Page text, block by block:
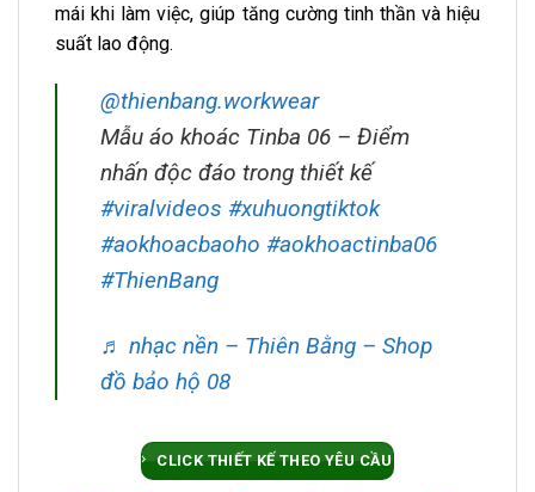
mái khi làm việc, giúp tăng cường tinh thần và hiệu
suất lao động.
@thienbang.workwear
Mẫu áo khoác Tinba 06 – Điểm
nhấn độc đáo trong thiết kế
#viralvideos #xuhuongtiktok
#aokhoacbaoho #aokhoactinba06
#ThienBang
♬ nhạc nền – Thiên Bằng – Shop
đồ bảo hộ 08
CLICK THIẾT KẾ THEO YÊU CẦU